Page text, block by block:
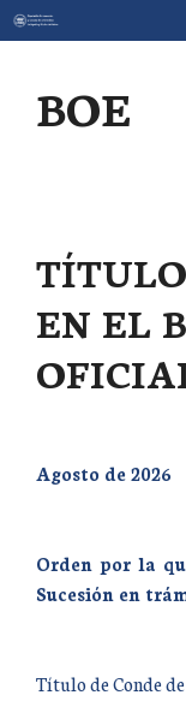
Saltar
al
BOE
EN EL
Agosto de 2026
Orden por la
Sucesión en
Título de Conde